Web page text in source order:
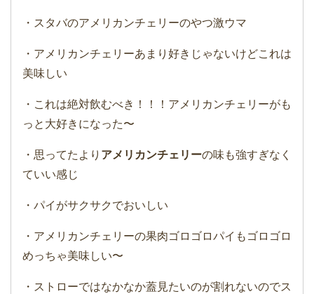
・スタバのアメリカンチェリーのやつ激ウマ
・アメリカンチェリーあまり好きじゃないけどこれは
美味しい
・これは絶対飲むべき！！！アメリカンチェリーがも
っと大好きになった〜
・思ってたより アメリカンチェリーの味も強すぎなく
ていい感じ
・パイがサクサクでおいしい
・アメリカンチェリーの果肉ゴロゴロパイもゴロゴロ
めっちゃ美味しい〜
・ストローではなかなか蓋見たいのが割れないのでス